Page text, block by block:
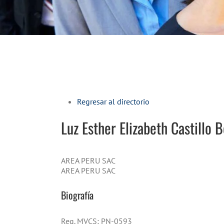
Regresar al directorio
Luz Esther Elizabeth Castillo
AREA PERU SAC
AREA PERU SAC
Biografía
Reg. MVCS: PN-0593